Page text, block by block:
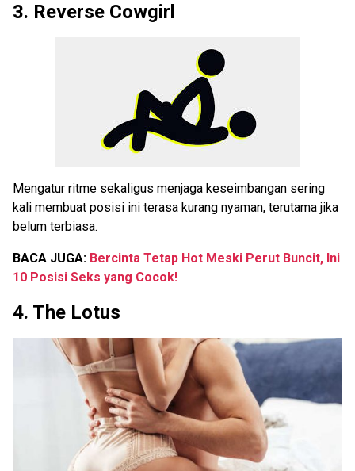
3. Reverse Cowgirl
Mengatur ritme sekaligus menjaga keseimbangan sering
kali membuat posisi ini terasa kurang nyaman, terutama jika
belum terbiasa.
BACA JUGA: Bercinta Tetap Hot Meski Perut Buncit, Ini
10 Posisi Seks yang Cocok!
4. The Lotus